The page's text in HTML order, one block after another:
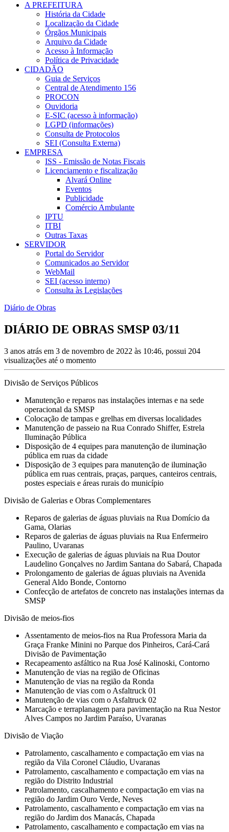
A PREFEITURA
História da Cidade
Localização da Cidade
Órgãos Municipais
Arquivo da Cidade
Acesso à Informação
Política de Privacidade
CIDADÃO
Guia de Serviços
Central de Atendimento 156
PROCON
Ouvidoria
E-SIC (acesso à informação)
LGPD (informações)
Consulta de Protocolos
SEI (Consulta Externa)
EMPRESA
ISS - Emissão de Notas Fiscais
Licenciamento e fiscalização
Alvará Online
Eventos
Publicidade
Comércio Ambulante
IPTU
ITBI
Outras Taxas
SERVIDOR
Portal do Servidor
Comunicados ao Servidor
WebMail
SEI (acesso interno)
Consulta às Legislações
Diário de Obras
DIÁRIO DE OBRAS SMSP 03/11
3 anos atrás em 3 de novembro de 2022 às 10:46, possui 204
visualizações até o momento
Divisão de Serviços Públicos
Manutenção e reparos nas instalações internas e na sede
operacional da SMSP
Colocação de tampas e grelhas em diversas localidades
Manutenção de passeio na Rua Conrado Shiffer, Estrela
Iluminação Pública
Disposição de 4 equipes para manutenção de iluminação
pública em ruas da cidade
Disposição de 3 equipes para manutenção de iluminação
pública em ruas centrais, praças, parques, canteiros centrais,
postes especiais e áreas rurais do município
Divisão de Galerias e Obras Complementares
Reparos de galerias de águas pluviais na Rua Domício da
Gama, Olarias
Reparos de galerias de águas pluviais na Rua Enfermeiro
Paulino, Uvaranas
Execução de galerias de águas pluviais na Rua Doutor
Laudelino Gonçalves no Jardim Santana do Sabará, Chapada
Prolongamento de galerias de águas pluviais na Avenida
General Aldo Bonde, Contorno
Confecção de artefatos de concreto nas instalações internas da
SMSP
Divisão de meios-fios
Assentamento de meios-fios na Rua Professora Maria da
Graça Franke Minini no Parque dos Pinheiros, Cará-Cará
Divisão de Pavimentação
Recapeamento asfáltico na Rua José Kalinoski, Contorno
Manutenção de vias na região de Oficinas
Manutenção de vias na região da Ronda
Manutenção de vias com o Asfaltruck 01
Manutenção de vias com o Asfaltruck 02
Marcação e terraplanagem para pavimentação na Rua Nestor
Alves Campos no Jardim Paraíso, Uvaranas
Divisão de Viação
Patrolamento, cascalhamento e compactação em vias na
região da Vila Coronel Cláudio, Uvaranas
Patrolamento, cascalhamento e compactação em vias na
região do Distrito Industrial
Patrolamento, cascalhamento e compactação em vias na
região do Jardim Ouro Verde, Neves
Patrolamento, cascalhamento e compactação em vias na
região do Jardim dos Manacás, Chapada
Patrolamento, cascalhamento e compactação em vias na